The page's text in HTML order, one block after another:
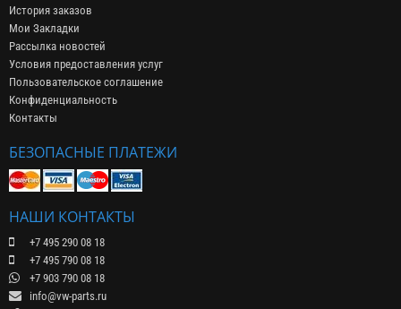
История заказов
Мои Закладки
Рассылка новостей
Условия предоставления услуг
Пользовательское соглашение
Конфиденциальность
Контакты
БЕЗОПАСНЫЕ ПЛАТЕЖИ
НАШИ КОНТАКТЫ
+7 495 290 08 18
+7 495 790 08 18
+7 903 790 08 18
info@vw-parts.ru